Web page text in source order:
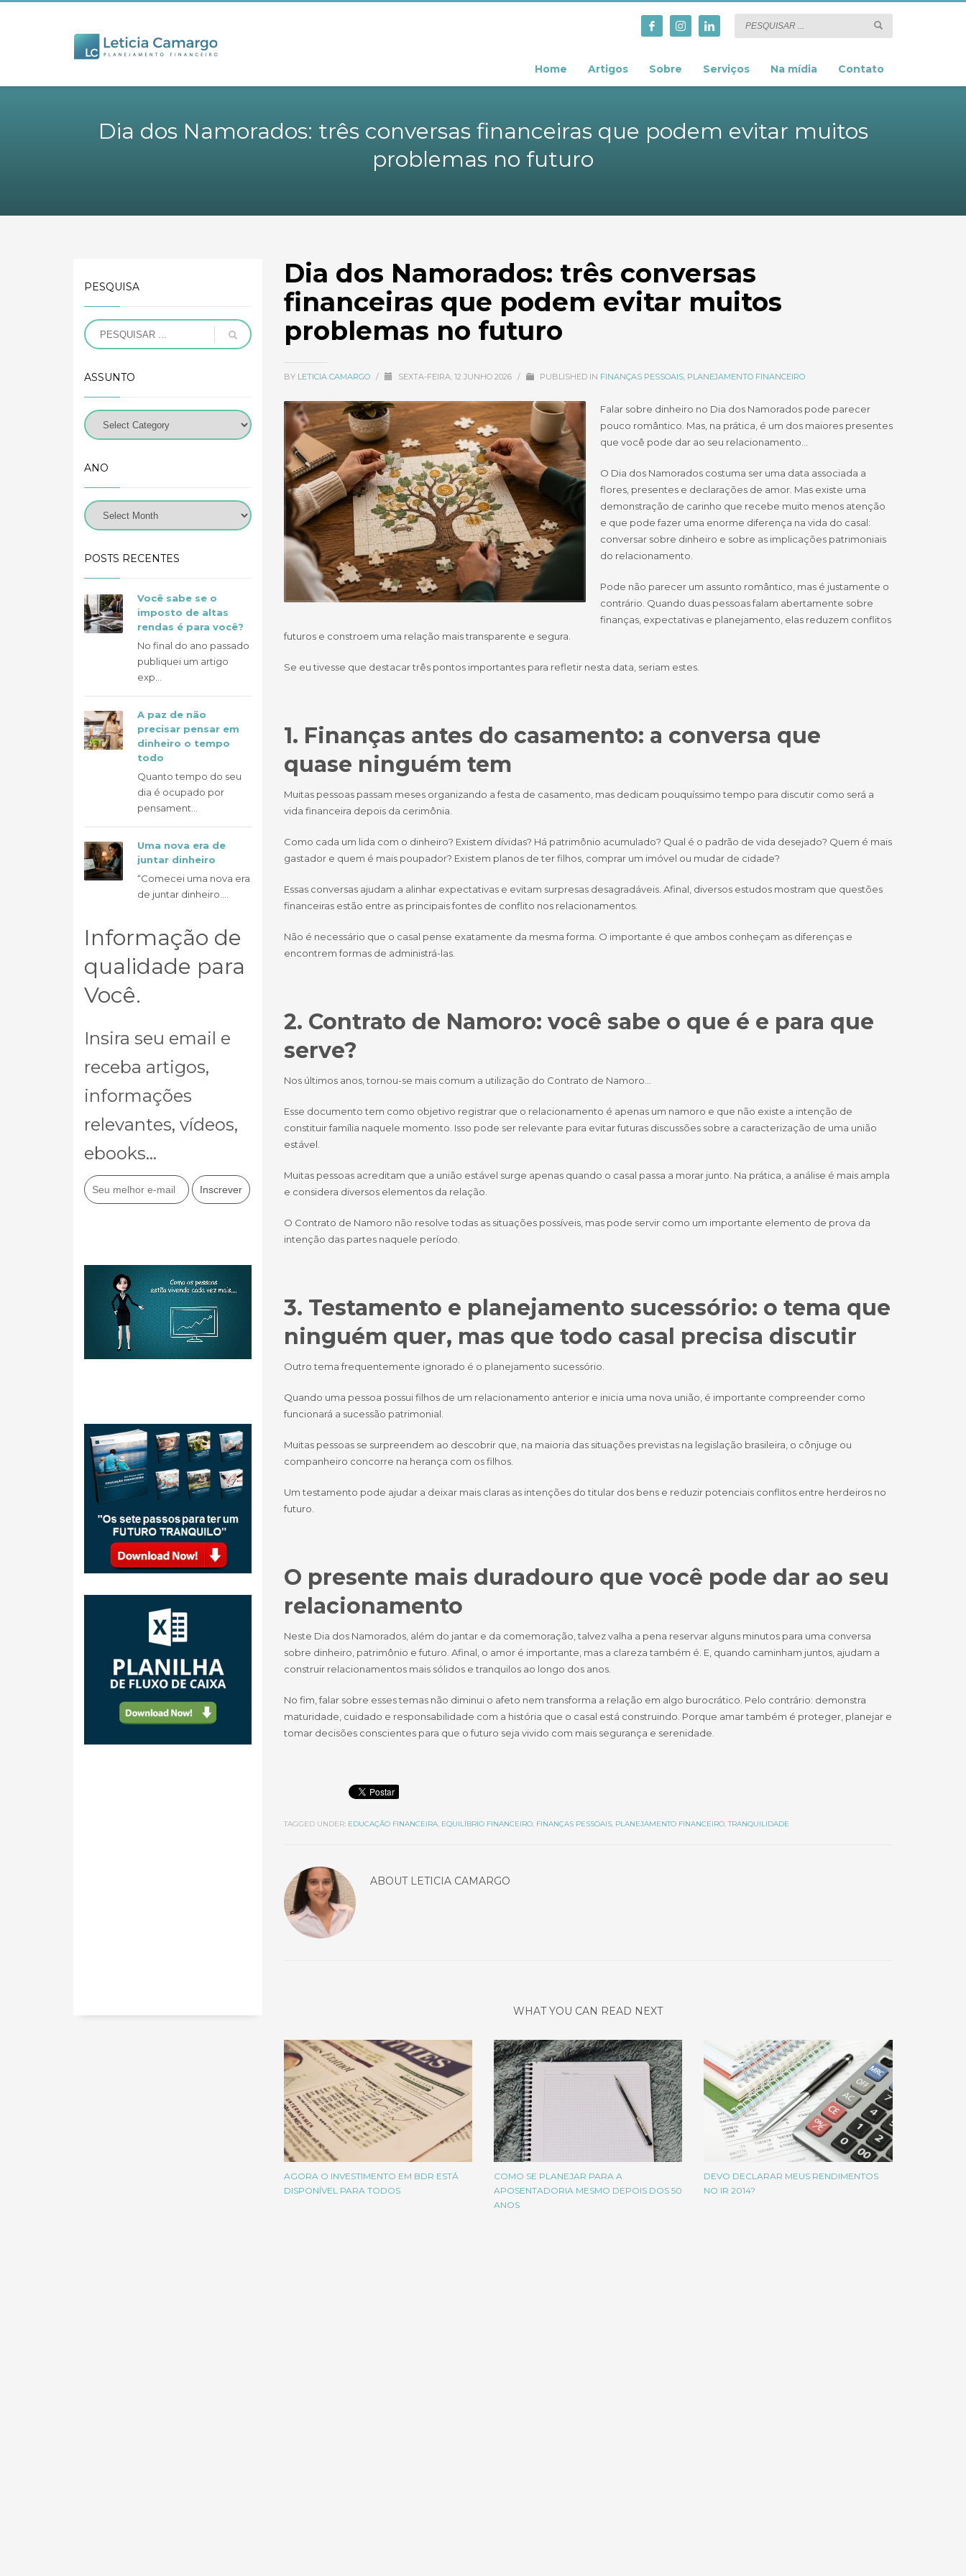
Home Artigos Sobre Serviços Na mídia Contato
Dia dos Namorados: três conversas financeiras que podem evitar muitos
problemas no futuro
Dia dos Namorados: três conversas
financeiras que podem evitar muitos
problemas no futuro
BY LETICIA CAMARGO / SEXTA-FEIRA, 12 JUNHO 2026 / PUBLISHED IN FINANÇAS PESSOAIS, PLANEJAMENTO FINANCEIRO
Falar sobre dinheiro no Dia dos Namorados pode parecer
pouco romântico. Mas, na prática, é um dos maiores presentes
que você pode dar ao seu relacionamento…
O Dia dos Namorados costuma ser uma data associada a
flores, presentes e declarações de amor. Mas existe uma
demonstração de carinho que recebe muito menos atenção
e que pode fazer uma enorme diferença na vida do casal:
conversar sobre dinheiro e sobre as implicações patrimoniais
do relacionamento.
Pode não parecer um assunto romântico, mas é justamente o
contrário. Quando duas pessoas falam abertamente sobre
finanças, expectativas e planejamento, elas reduzem conflitos
futuros e constroem uma relação mais transparente e segura.
Se eu tivesse que destacar três pontos importantes para refletir nesta data, seriam estes.
1. Finanças antes do casamento: a conversa que
quase ninguém tem
Muitas pessoas passam meses organizando a festa de casamento, mas dedicam pouquíssimo tempo para discutir como será a
vida financeira depois da cerimônia.
Como cada um lida com o dinheiro? Existem dívidas? Há patrimônio acumulado? Qual é o padrão de vida desejado? Quem é mais
gastador e quem é mais poupador? Existem planos de ter filhos, comprar um imóvel ou mudar de cidade?
Essas conversas ajudam a alinhar expectativas e evitam surpresas desagradáveis. Afinal, diversos estudos mostram que questões
financeiras estão entre as principais fontes de conflito nos relacionamentos.
Não é necessário que o casal pense exatamente da mesma forma. O importante é que ambos conheçam as diferenças e
encontrem formas de administrá-las.
2. Contrato de Namoro: você sabe o que é e para que
serve?
Nos últimos anos, tornou-se mais comum a utilização do Contrato de Namoro…
Esse documento tem como objetivo registrar que o relacionamento é apenas um namoro e que não existe a intenção de
constituir família naquele momento. Isso pode ser relevante para evitar futuras discussões sobre a caracterização de uma união
estável.
Muitas pessoas acreditam que a união estável surge apenas quando o casal passa a morar junto. Na prática, a análise é mais ampla
e considera diversos elementos da relação.
O Contrato de Namoro não resolve todas as situações possíveis, mas pode servir como um importante elemento de prova da
intenção das partes naquele período.
3. Testamento e planejamento sucessório: o tema que
ninguém quer, mas que todo casal precisa discutir
Outro tema frequentemente ignorado é o planejamento sucessório.
Quando uma pessoa possui filhos de um relacionamento anterior e inicia uma nova união, é importante compreender como
funcionará a sucessão patrimonial.
Muitas pessoas se surpreendem ao descobrir que, na maioria das situações previstas na legislação brasileira, o cônjuge ou
companheiro concorre na herança com os filhos.
Um testamento pode ajudar a deixar mais claras as intenções do titular dos bens e reduzir potenciais conflitos entre herdeiros no
futuro.
O presente mais duradouro que você pode dar ao seu
relacionamento
Neste Dia dos Namorados, além do jantar e da comemoração, talvez valha a pena reservar alguns minutos para uma conversa
sobre dinheiro, patrimônio e futuro. Afinal, o amor é importante, mas a clareza também é. E, quando caminham juntos, ajudam a
construir relacionamentos mais sólidos e tranquilos ao longo dos anos.
No fim, falar sobre esses temas não diminui o afeto nem transforma a relação em algo burocrático. Pelo contrário: demonstra
maturidade, cuidado e responsabilidade com a história que o casal está construindo. Porque amar também é proteger, planejar e
tomar decisões conscientes para que o futuro seja vivido com mais segurança e serenidade.
TAGGED UNDER: EDUCAÇÃO FINANCEIRA, EQUILÍBRIO FINANCEIRO, FINANÇAS PESSOAIS, PLANEJAMENTO FINANCEIRO,TRANQUILIDADE
ABOUT LETICIA CAMARGO
WHAT YOU CAN READ NEXT
AGORA O INVESTIMENTO EM BDR ESTÁ
DISPONÍVEL PARA TODOS
COMO SE PLANEJAR PARA A
APOSENTADORIA MESMO DEPOIS DOS 50
ANOS
DEVO DECLARAR MEUS RENDIMENTOS
NO IR 2014?
PESQUISA
ASSUNTO
ANO
POSTS RECENTES
Você sabe se o
imposto de altas
rendas é para você?
No final do ano passado
publiquei um artigo
exp...
A paz de não
precisar pensar em
dinheiro o tempo
todo
Quanto tempo do seu
dia é ocupado por
pensament...
Uma nova era de
juntar dinheiro
“Comecei uma nova era
de juntar dinheiro....
Informação de
qualidade para
Você.
Insira seu email e
receba artigos,
informações
relevantes, vídeos,
ebooks...